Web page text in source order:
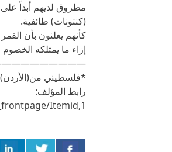
مطروق لديهم أبداً
(كنتونات) طائفية.
كأنهم يعلنون بأن
إزاء ما يمتلكه
*فلسطيني من(الأردن)
رابط المؤلف:
Itemid,1/